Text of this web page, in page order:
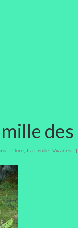
des
: Flore La Feuille Vivaces |